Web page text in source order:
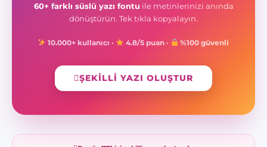
60+ farklı süslü yazı fontu ile metinlerinizi anında
dönüştürün. Tek tıkla kopyalayın.
10.000+ kullanıcı · 4.8/5 puan · %100 güvenli
ŞEKILLI YAZI OLUŞTUR